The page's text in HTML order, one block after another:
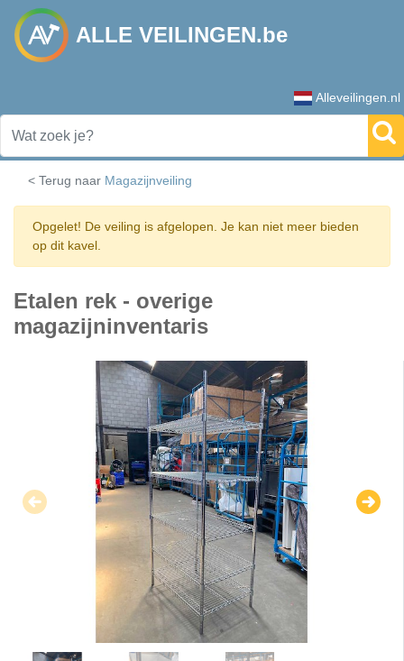
ALLE VEILINGEN.be
Alleveilingen.nl
< Terug naar Magazijnveiling
Opgelet! De veiling is afgelopen. Je kan niet meer bieden
op dit kavel.
Etalen rek - overige
magazijninventaris